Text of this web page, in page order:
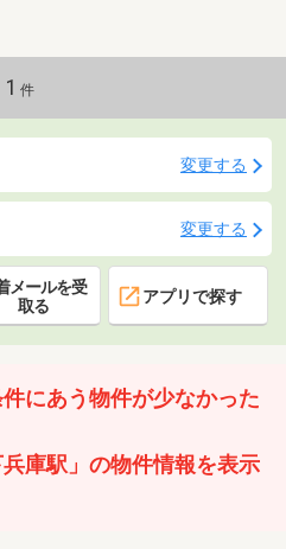
1 件
変更する
変更する
メールを受
取る
アプリで探す
にあう物件が少なかった
庫駅」の物件情報を表示